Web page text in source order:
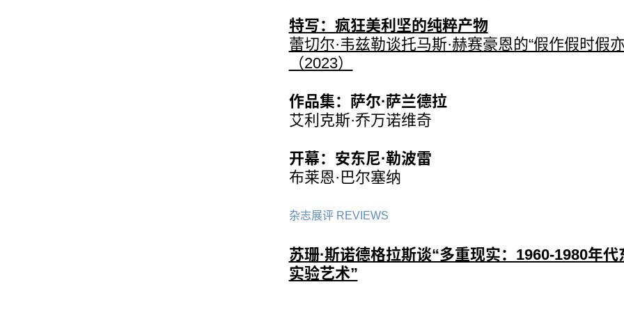
特写：疯狂美利坚的纯粹产物
蕾切尔·韦兹勒谈托马斯·赫赛豪恩的“假作假时假
（2023）
作品集：萨尔·萨兰德拉
艾利克斯·乔万诺维奇
开幕：安东尼·勒波雷
布莱恩·巴尔塞纳
杂志展评 REVIEWS
苏珊·斯诺德格拉斯谈“多重现实：1960-1980年代
实验艺术”